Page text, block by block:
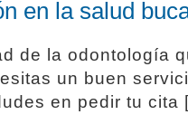
en la salud
de la odontología
un buen
en pedir tu cita